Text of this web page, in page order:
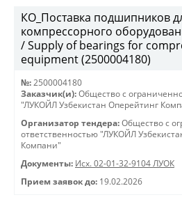
КО_Поставка подшипников
компрессорного
/ Supply of bearings for
equipment (2500004180)
№: 2500004180
Заказчик(и): Общество с
"ЛУКОЙЛ Узбекистан Оперейтинг
Организатор тендера: Общество с
ответственностью "ЛУКОЙЛ
Компани"
Документы: Исх. 02-01-32-9104 ЛУОК
Прием заявок до: 19.02.2026